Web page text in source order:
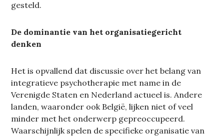
gesteld.
De dominantie van het organisatiegericht
denken
Het is opvallend dat discussie over het belang van
integratieve psychotherapie met name in de
Verenigde Staten en Nederland actueel is. Andere
landen, waaronder ook België, lijken niet of veel
minder met het onderwerp gepreoccupeerd.
Waarschijnlijk spelen de specifieke organisatie van